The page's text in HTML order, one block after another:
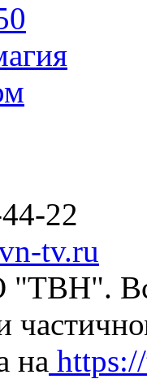
22
tv.ru
"ТВН".
на